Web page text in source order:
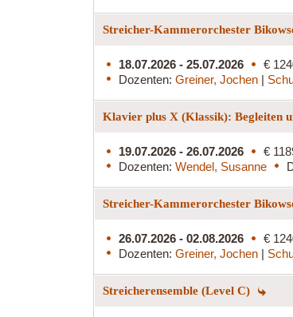
Streicher-Kammerorchester
18.07.2026 - 25.07.2026
€
Dozenten: Greiner, Jochen |
Klavier plus X (Klassik): Begleiten
19.07.2026 - 26.07.2026
€
Dozenten: Wendel, Susanne
Streicher-Kammerorchester
26.07.2026 - 02.08.2026
€
Dozenten: Greiner, Jochen |
Streicherensemble (Level C)